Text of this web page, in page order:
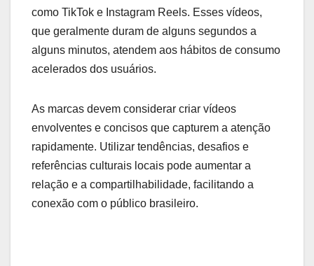
como TikTok e Instagram Reels. Esses vídeos,
que geralmente duram de alguns segundos a
alguns minutos, atendem aos hábitos de consumo
acelerados dos usuários.
As marcas devem considerar criar vídeos
envolventes e concisos que capturem a atenção
rapidamente. Utilizar tendências, desafios e
referências culturais locais pode aumentar a
relação e a compartilhabilidade, facilitando a
conexão com o público brasileiro.